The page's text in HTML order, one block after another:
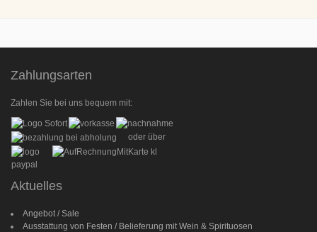
Zahlungsarten
Zahlen Sie bei uns bequem mit:
oder über
Aktuelles
Angebot / Sale
Ausstattung von Festen / Belieferung mit Wein & Spirituosen